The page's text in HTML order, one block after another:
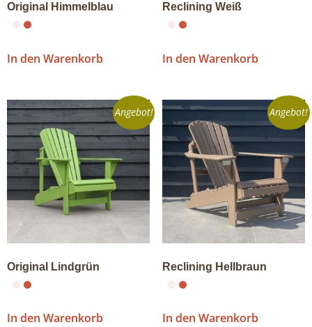
Original Himmelblau
In den Warenkorb
Reclining Weiß
In den Warenkorb
Angebot!
Original Lindgrün
In den Warenkorb
Angebot!
Reclining Hellbraun
In den Warenkorb